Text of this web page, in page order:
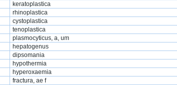
keratoplastica
rhinoplastica
cystoplastica
tenoplastica
plasmocyticus, a, um
hepatogenus
dipsomania
hypothermia
hyperoxaemia
fractura, ae f